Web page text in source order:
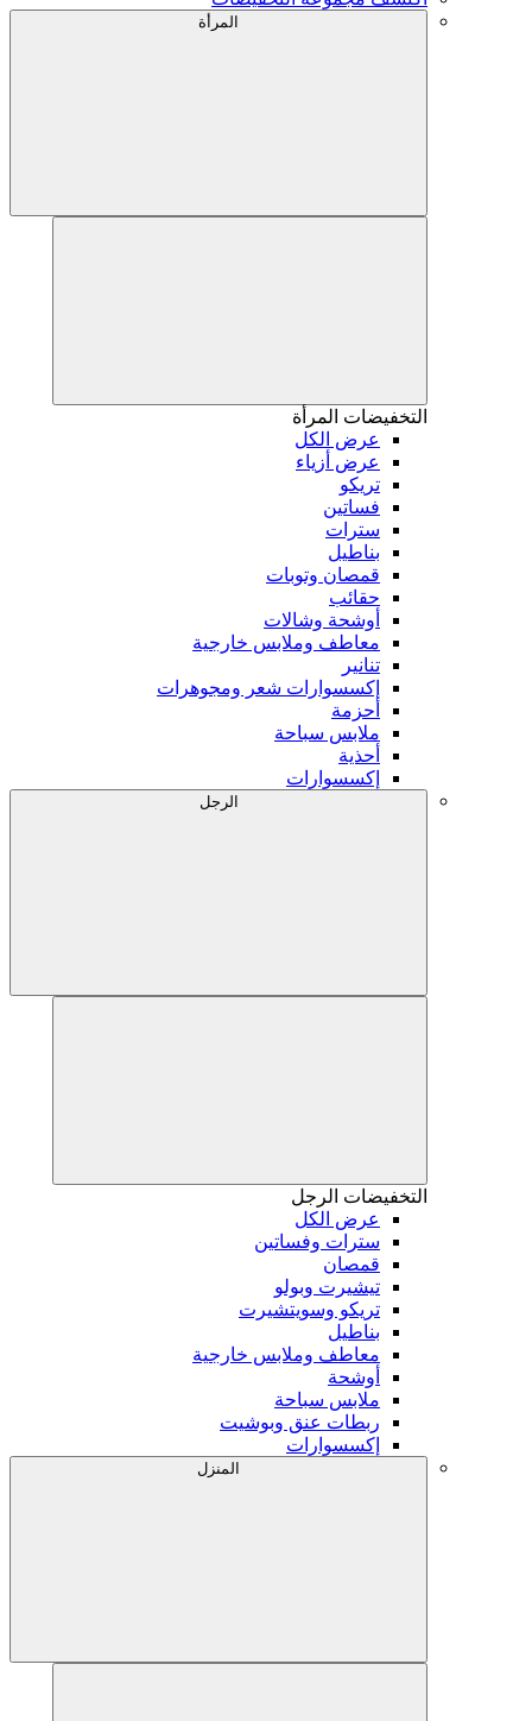
المرأة
التخفيضات المرأة
عرض الكل
عرض أزياء
تريكو
فساتين
سترات
بناطيل
قمصان وتوبات
حقائب
أوشحة وشالات
معاطف وملابس خارجية
تنانير
إكسسوارات شعر ومجوهرات
أحزمة
ملابس سباحة
أحذية
إكسسوارات
الرجل
التخفيضات الرجل
عرض الكل
سترات وفساتين
قمصان
تيشيرت وبولو
تريكو وسويتشيرت
بناطيل
معاطف وملابس خارجية
أوشحة
ملابس سباحة
ربطات عنق وبوشيت
إكسسوارات
المنزل